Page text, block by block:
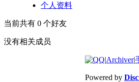
个人资料
当前共有 0 个好友
没有相关成员
|Archiver|
Powered by